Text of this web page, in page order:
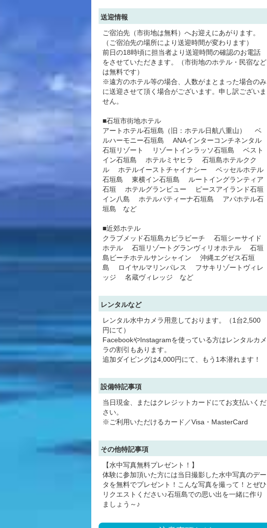
送迎情報
ご宿泊先（市街地は無料）へお迎えにあがります。
（ご宿泊先の場所により送迎時間が変わります）
前日の18時頃に担当者より送迎時間の確認のお電話
をさせていただきます。（市街地のホテル・民宿など
は無料です）
※遠方のホテル等の場合、人数がまとまった場合のみ
に送迎させて頂く場合がございます。申し訳ございま
せん。
■石垣市街地ホテル
アートホテル石垣島（旧：ホテル日航八重山） ベ
ルハーモニー石垣島 ANAインターコンチネンタル
石垣リゾート リゾートインラッソ石垣島 ベスト
イン石垣島 ホテルミヤヒラ 石垣島ホテルクク
ル ホテルイーストチャイナシー ベッセルホテル
石垣島 東横イン石垣島 ルートイングランティア
石垣 ホテルグランビュー ピースアイランド石垣
イン八島 ホテルパティーナ石垣島 アパホテル石
垣島 など
■近郊ホテル
クラブメッド石垣島カビラビーチ 石垣シーサイド
ホテル 石垣リゾートグランヴィリオホテル 石垣
島ビーチホテルサンシャイン 沖縄エグゼス石垣
島 ロイヤルマリンパレス フサキリゾートヴィレ
ッジ 名蔵ヴィレッジ など
レンタルなど
レンタル水中カメラ用意しております。（1台2,500
円にて）
FacebookやInstagramを使っている方はレンタルカメ
ラの割引もあります。
追加ダイビングは4,000円にて、もう1本潜れます！
設備特記事項
当日現金、またはクレジットカードにてお支払いくだ
さい。
※ご利用いただけるカード／Visa・MasterCard
その他特記事項
【水中写真無料プレゼント！】
体験に参加頂いた方には当日撮影した水中写真のデー
タを無料でプレゼント！こんな写真を撮って！とぜひ
リクエストください♪石垣島での思い出を一緒に作り
ましょう～♪